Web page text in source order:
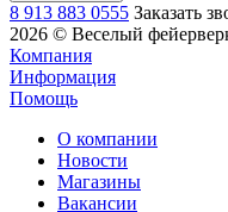
8 913 883 0555 Заказать
2026 © Веселый
Компания
Информация
Помощь
О компании
Новости
Магазины
Вакансии